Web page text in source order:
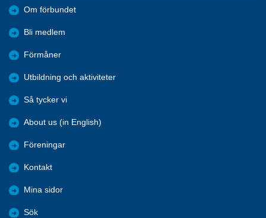
Om förbundet
Bli medlem
Förmåner
Utbildning och aktiviteter
Så tycker vi
About us (in English)
Föreningar
Kontakt
Mina sidor
Sök